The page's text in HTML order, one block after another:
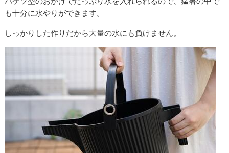
も十分に水やりができます。
しっかりした作りだから大量の水にも負けません。